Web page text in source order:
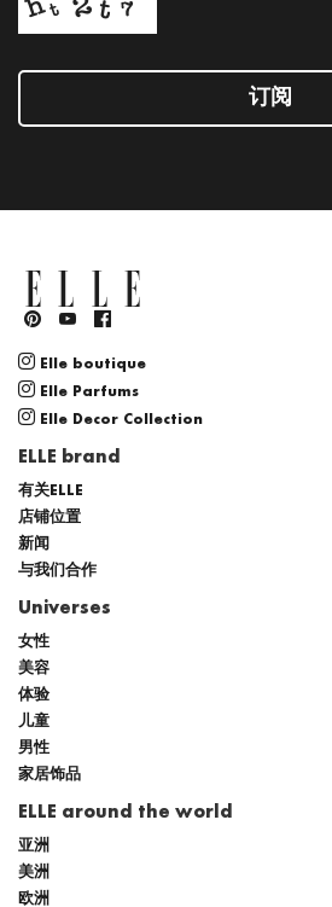
订阅
Elle boutique
Elle Parfums
Elle Decor Collection
ELLE brand
有关ELLE
店铺位置
新闻
与我们合作
Universes
女性
美容
体验
儿童
男性
家居饰品
ELLE around the world
亚洲
美洲
欧洲